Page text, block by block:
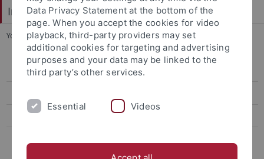
Institut für Politikwissenschaft
You are here: Startseite ... Veranstaltungen
Institutskolloquium
IfP-Newsletter
Data Privacy Statement at the bottom of the
page. When you accept the cookies for video
playback, third-party providers may set
additional cookies for targeting and advertising
purposes and your data may be linked to the
third party’s other services.
Essential Videos